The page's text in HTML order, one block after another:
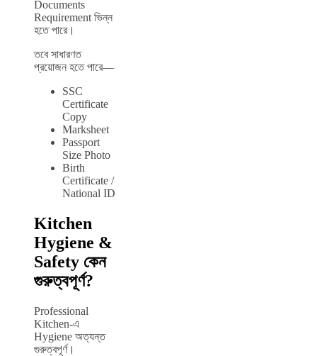
Documents
Requirement ভিন্ন
হতে পারে।
তবে সাধারণত
প্রয়োজন হতে পারে—
SSC
Certificate
Copy
Marksheet
Passport
Size Photo
Birth
Certificate /
National ID
Kitchen
Hygiene &
Safety কেন
গুরুত্বপূর্ণ?
Professional
Kitchen-এ
Hygiene অত্যন্ত
গুরুত্বপূর্ণ।